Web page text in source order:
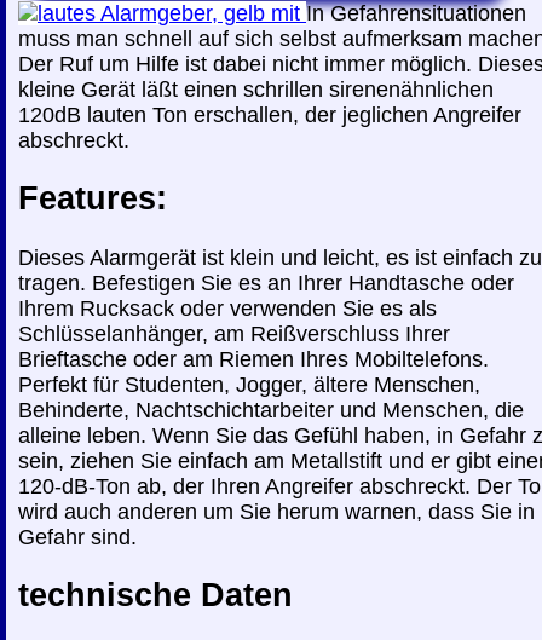
In Gefahrensituationen
muss man schnell auf sich selbst aufmerksam
Der Ruf um Hilfe ist dabei nicht immer möglich.
kleine Gerät läßt einen schrillen sirenenähnlichen
120dB lauten Ton erschallen, der jeglichen Angreifer
abschreckt.
Features:
Dieses Alarmgerät ist klein und leicht, es ist einfach zu
tragen. Befestigen Sie es an Ihrer Handtasche oder
Ihrem Rucksack oder verwenden Sie es als
Schlüsselanhänger, am Reißverschluss Ihrer
Brieftasche oder am Riemen Ihres Mobiltelefons.
Perfekt für Studenten, Jogger, ältere Menschen,
Behinderte, Nachtschichtarbeiter und Menschen, die
alleine leben. Wenn Sie das Gefühl haben, in Gefahr
sein, ziehen Sie einfach am Metallstift und er gibt
120-dB-Ton ab, der Ihren Angreifer abschreckt. Der
wird auch anderen um Sie herum warnen, dass Sie in
Gefahr sind.
technische Daten